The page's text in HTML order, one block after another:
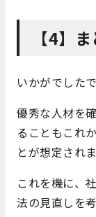
【4】
いかがでした
優秀な人材を
ることもこれ
とが想定されま
これを機に、
法の見直しを